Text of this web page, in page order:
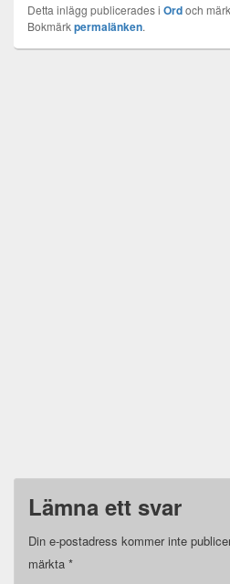
ser till att komma iväg till
gymmet…
Detta inlägg publicerades i Ordoch
Bokmärkpermalänken.
Lämna ett svar
Din e-postadress kommer inte
märkta *